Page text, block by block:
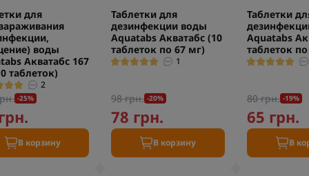
для
воды
Акватабс 167
таблеток)
2
-25%
В корзину
Таблетки для
дезинфекции воды
Aquatabs Акватабс (10
таблеток по 67 мг)
1
98 грн. -20%
78 грн.
В корзину
Таблетки
Aquatabs
таблеток
80 грн. -19%
65 грн.
В